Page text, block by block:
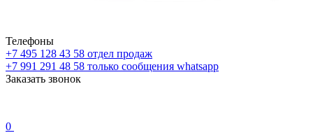
Телефоны
+7 495 128 43 58 отдел продаж
+7 991 291 48 58 только сообщения whatsapp
Заказать звонок
0